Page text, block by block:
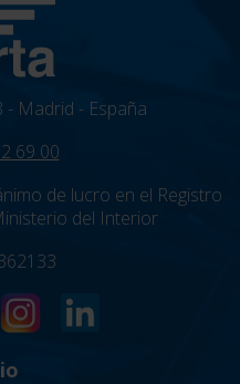
- Madrid - España
69 00
de lucro en el Registro
del Interior